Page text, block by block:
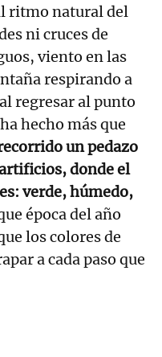
ritmo natural del
ni cruces de
viento en las
respirando a
regresar al punto
hecho más que
un pedazo
donde el
verde, húmedo,
época del año
los colores de
a cada paso que